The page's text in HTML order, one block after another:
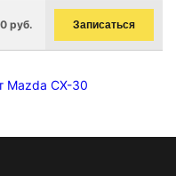
руб. Записаться
Mazda CX-30